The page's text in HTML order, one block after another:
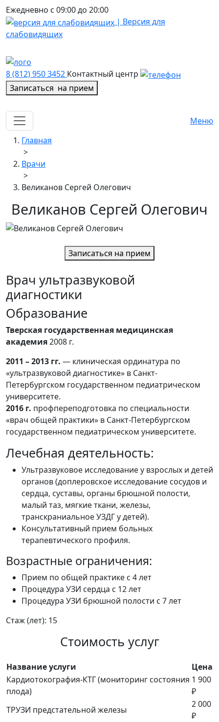
Ежедневно с 09:00 до 20:00
| Версия для
слабовидящих
8 (812) 950 3452 Контактный центр
Записаться на прием
Меню
Главная
>
Врачи
>
Великанов Сергей Олегович
Великанов Сергей Олегович
Записаться на прием
Врач ультразвуковой
диагностики
Образование
Тверская государственная медицинская
академия2008 г.
2011 – 2013 гг. — клиническая ординатура по
«ультразвуковой диагностике» в Санкт-
Петербургском государственном педиатрическом
университете.
2016 г. профпереподготовка по специальности
«врач общей практики» в Санкт-Петербургском
государственном педиатрическом университете.
Лечебная деятельность:
Ультразвуковое исследование у взрослых и детей
органов (доплеровское исследование сосудов и
сердца, суставы, органы брюшной полости,
малый таз, мягкие ткани, железы,
транскраниальное УЗДГ у детей).
Консультативный прием больных
терапевтического профиля.
Возрастные ограничения:
Прием по общей практике с 4 лет
Процедура УЗИ сердца с 12 лет
Процедура УЗИ брюшной полости с 7 лет
Стаж (лет): 15
Стоимость услуг
Название услуги
Цена
Кардиотокография-КТГ (мониторинг состояния
плода)
1 900
₽
ТРУЗИ предстательной железы
2 000
₽